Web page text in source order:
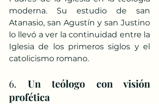
moderna. Su estudio de san
Atanasio, san Agustín y san Justino
lo llevó a ver la continuidad entre la
Iglesia de los primeros siglos y el
catolicismo romano.
6. Un teólogo con visión
profética